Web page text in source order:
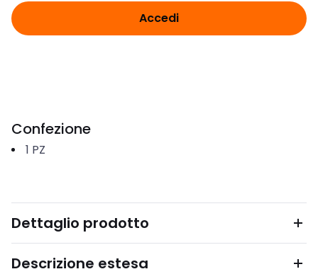
Accedi
Confezione
1 PZ
Dettaglio prodotto
Descrizione estesa